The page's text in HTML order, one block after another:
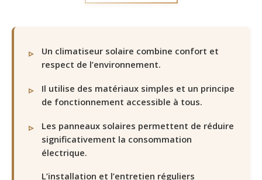
Un climatiseur solaire combine confort et
respect de l’environnement.
Il utilise des matériaux simples et un principe
de fonctionnement accessible à tous.
Les panneaux solaires permettent de réduire
significativement la consommation
électrique.
L’installation et l’entretien réguliers